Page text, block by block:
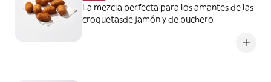
La mezcla perfecta para los amantes de las
croquetasde jamón y de puchero